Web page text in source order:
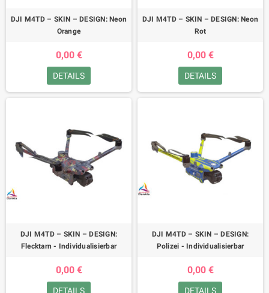
DJI M4TD – SKIN – DESIGN: Neon
Orange
0,00 €
DETAILS
DJI M4TD – SKIN – DESIGN: Neon
Rot
0,00 €
DETAILS
DJI M4TD – SKIN – DESIGN:
Flecktarn - Individualisierbar
0,00 €
DETAILS
DJI M4TD – SKIN – DESIGN:
Polizei - Individualisierbar
0,00 €
DETAILS